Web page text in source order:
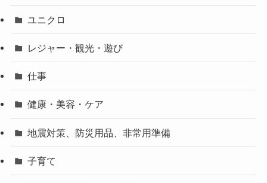
ユニクロ
レジャー・観光・遊び
仕事
健康・美容・ケア
地震対策、防災用品、非常用準備
子育て